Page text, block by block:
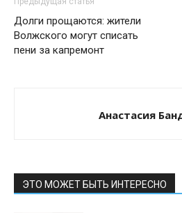
Долги прощаются: жители
Волжского могут списать
пени за капремонт
Анастасия
ЭТО МОЖЕТ БЫТЬ ИНТЕРЕСНО